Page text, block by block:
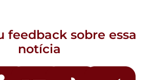
feedback sobre essa
notícia